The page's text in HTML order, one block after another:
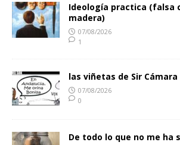
Ideología practica (falsa
madera)
07/08/2026
1
las viñetas de Sir Cámara
07/08/2026
0
De todo lo que no me ha